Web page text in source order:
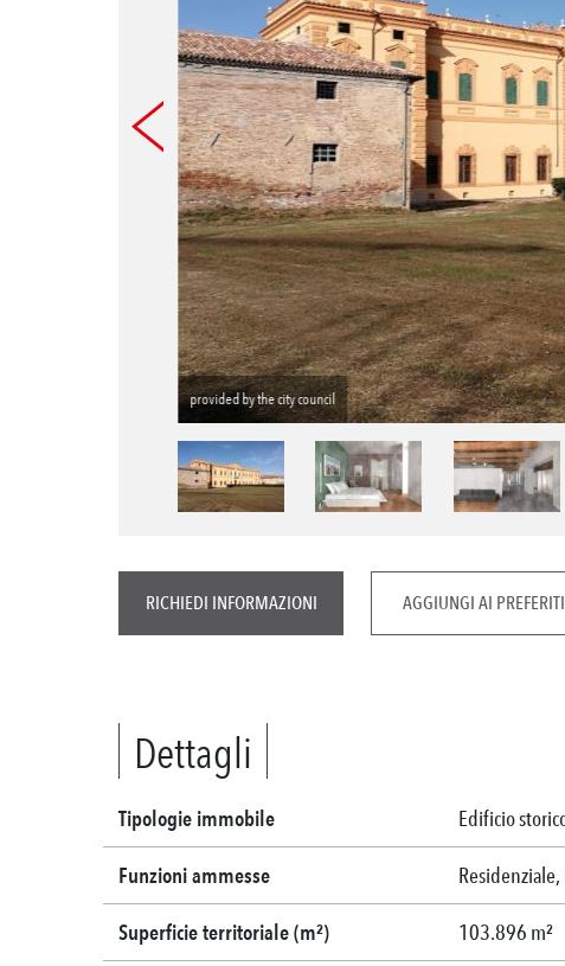
provided by the city council
RICHIEDI INFORMAZIONI AGGIUNGI AI PREFERITI
Dettagli
Tipologie immobile Edificio
Funzioni ammesse
Superficie territoriale (m²) 103.896 m²